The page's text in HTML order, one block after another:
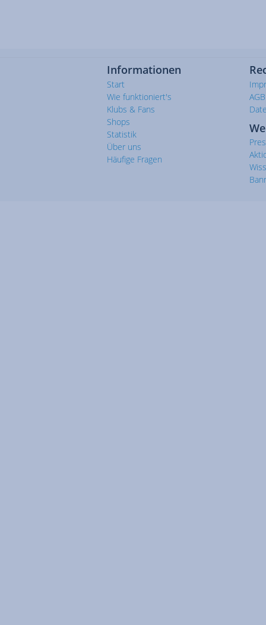
Informationen
Start
Wie funktioniert's
Klubs & Fans
Shops
Statistik
Über uns
Häufige Fragen
AGB